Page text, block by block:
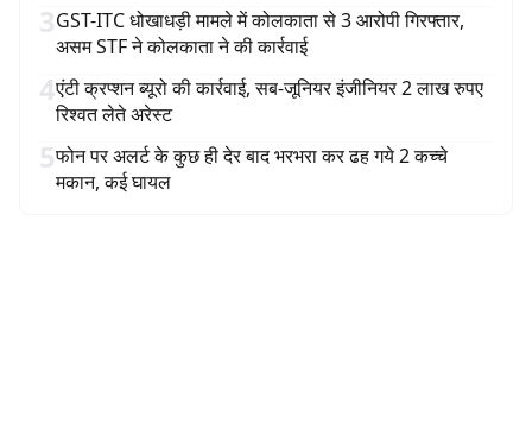
3GST-ITC धोखाधड़ी मामले में कोलकाता से 3 आरोपी गिरफ्तार,
असम STF ने कोलकाता ने की कार्रवाई
4एंटी क्रप्शन ब्यूरो की कार्रवाई, सब-जूनियर इंजीनियर 2 लाख रुपए
रिश्वत लेते अरेस्ट
5फोन पर अलर्ट के कुछ ही देर बाद भरभरा कर ढह गये 2 कच्चे
मकान, कई घायल